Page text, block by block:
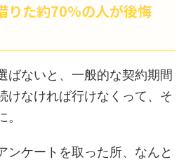
りた約70％の人が後悔
ばないと、一般的な契約期間
けなければ行けなくって、そ
ンケートを取った所、なんと